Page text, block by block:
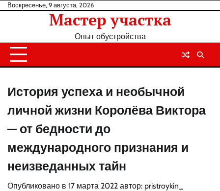
Перейти
Воскресенье, 9 августа, 2026
Мастер участка
Опыт обустройства
История успеха и необычной
личной жизни Королёва Виктора
— от бедности до
международного признания и
неизведанных тайн
Опубликовано в 17 марта 2022 автор: pristroykin_